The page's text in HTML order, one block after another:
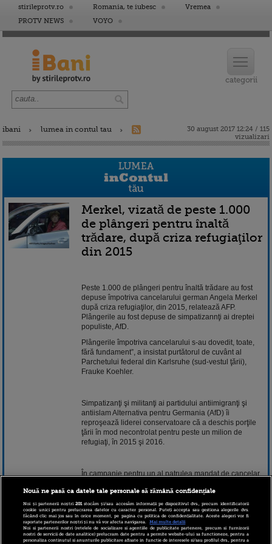
stirileprotv.ro Romania, te iubesc
Vremea
PROTV NEWS
VOYO
ibani lumea in contul tau
30 august 2017 12:24 / 115
vizualizari
Merkel, vizată de peste 1.000
de plângeri pentru înaltă
trădare, după criza refugiaţilor
din 2015
Peste 1.000 de plângeri pentru înaltă trădare au fost
depuse împotriva cancelarului german Angela Merkel
după criza refugiaţilor, din 2015, relatează AFP.
Plângerile au fost depuse de simpatizannţi ai dreptei
populiste, AfD.
Plângerile împotriva cancelarului s-au dovedit, toate,
fără fundament”, a insistat purtătorul de cuvânt al
Parchetului federal din Karlsruhe (sud-vestul ţării),
Frauke Koehler.
Simpatizanţi şi militanţi ai partidului antiimigranţi şi
antiislam Alternativa pentru Germania (AfD) îi
reproşează liderei conservatoare că a deschis porţile
ţării în mod necontrolat pentru peste un milion de
refugiaţi, în 2015 şi 2016.
În campanie pentru un al patrulea mandat de cancelar,
Merkel este huiduită adesea în cursul deplasărilor sale
în fosta Germanie comunistă, unde AfD se bucură de
cea mai mare susţinere.
Nouă ne pasă ca datele tale personale să rămână confidențiale
Noi și partenerii noștri201stocăm și/sau accesăm informații pe dispozitivul dvs., precum identificatorii
cookie unici pentru prelucrarea datelor cu caracter personal. Puteți accepta sau gestiona alegerile dvs.
făcând clic mai jos sau în orice moment, pe pagina cu politica de confidențialitate. Aceste alegeri vor fi
raportate partenerilor noștri și nu vă vor afecta navigarea.
Mai multe detalii
Noi si partenerii nostri (retelele de socializare si agentiile de publicitate partenere, precum si furnizorii
nostri de servicii de date analitice) prelucram date pentru a permite website-ului sa functioneze, pentru a
personaliza continutul si anunturile publicitare afisate in functie de interesele si/sau profilul dvs., pentru a